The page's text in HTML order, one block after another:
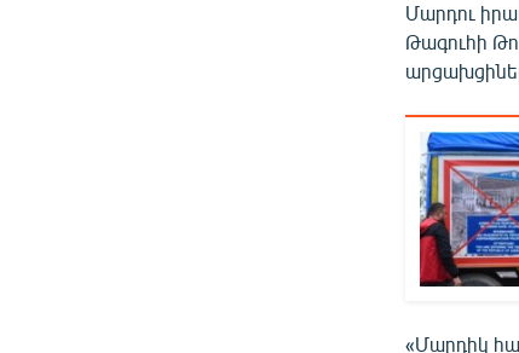
Մարդու
Թագուհի
«Մարդիկ